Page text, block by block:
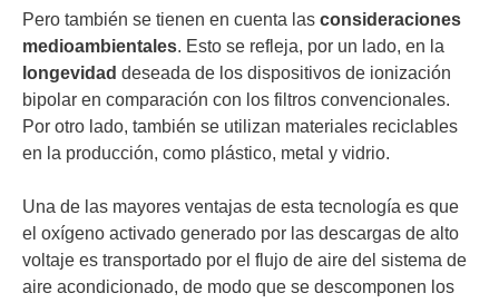
Pero también se tienen en cuenta las consideraciones
medioambientales. Esto se refleja, por un lado, en la
longevidad deseada de los dispositivos de ionización
bipolar en comparación con los filtros convencionales.
Por otro lado, también se utilizan materiales reciclables
en la producción, como plástico, metal y vidrio.
Una de las mayores ventajas de esta tecnología es que
el oxígeno activado generado por las descargas de alto
voltaje es transportado por el flujo de aire del sistema de
aire acondicionado, de modo que se descomponen los